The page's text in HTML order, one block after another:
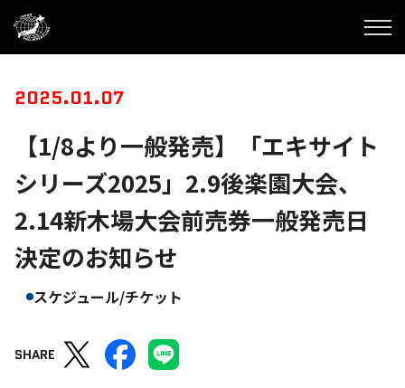
2025.01.07
【1/8より一般発売】「エキサイト
シリーズ2025」2.9後楽園大会、
2.14新木場大会前売券一般発売日
決定のお知らせ
スケジュール/チケット
SHARE